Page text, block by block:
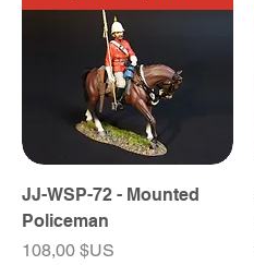
JJ-WSP-72 - Mounted
Policeman
Prix
108,00 $US